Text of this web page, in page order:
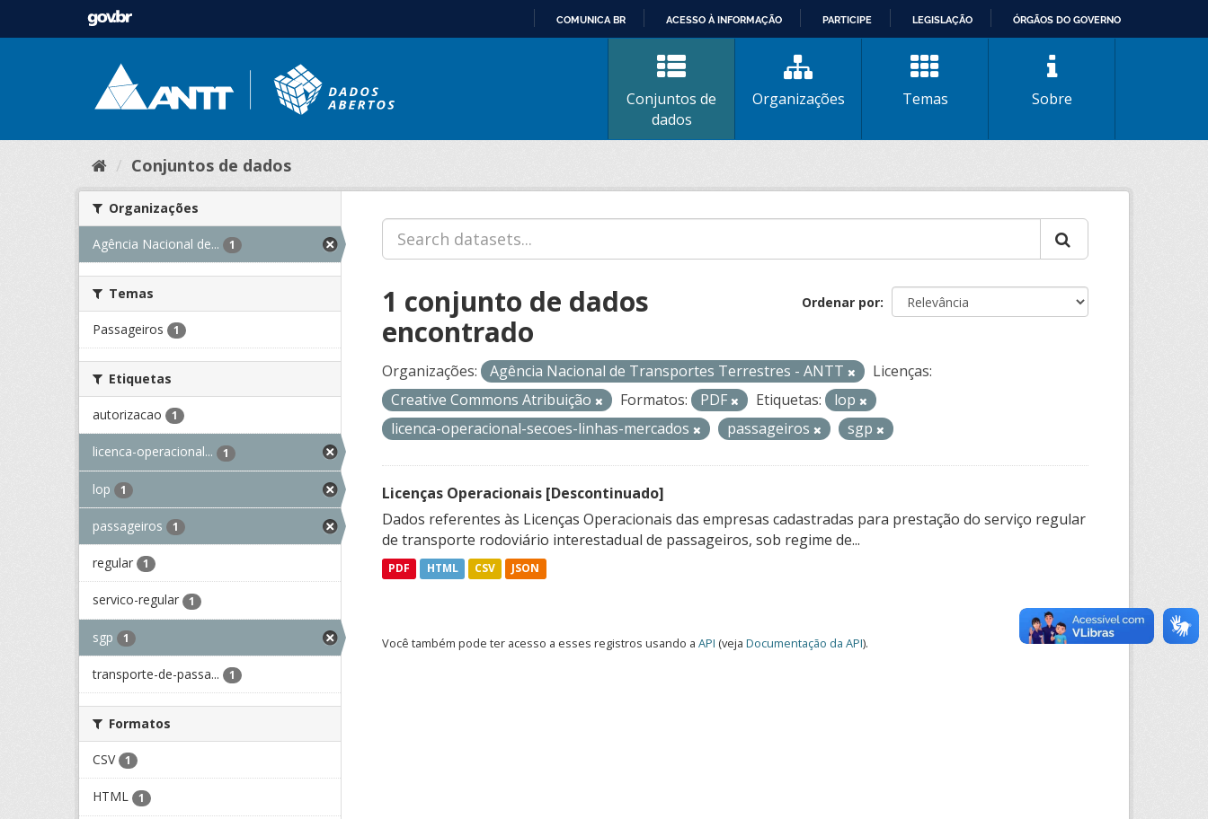
CONTEÚDO
COMUNICA BR ACESSO À INFORMAÇÃO PARTICIPE LEGISLAÇÃO ÓRGÃOS DO GOVERNO
Conjuntos de
dados
Organizações Temas Sobre
Conjuntos de dados
Organizações
Agência Nacional de... 1
Temas
Passageiros 1
Etiquetas
autorizacao 1
licenca-operacional... 1
lop 1
passageiros 1
regular 1
servico-regular 1
sgp 1
transporte-de-passa... 1
Formatos
CSV 1
HTML 1
Ordenar por
1 conjunto de dados
encontrado
Organizações: Agência Nacional de Transportes Terrestres - ANTT
Licenças:
Creative Commons Atribuição
Formatos: PDF Etiquetas:
lop
licenca-operacional-secoes-linhas-mercados
passageiros sgp
Licenças Operacionais [Descontinuado]
Dados referentes às Licenças Operacionais das empresas cadastradas para prestação do serviço regular
de transporte rodoviário interestadual de passageiros, sob regime de...
PDF HTML CSV JSON
Você também pode ter acesso a esses registros usando a API (veja Documentação da API).